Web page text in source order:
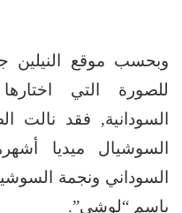
وبحسب موقع النيلين
للصورة التي
السودانية, فقد نالت
السوشيال ميديا
السوداني ونجمة
باسم “لوشي”.